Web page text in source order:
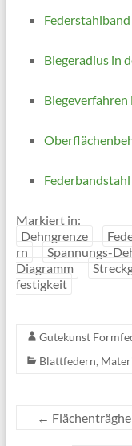
Biegeradius in
Markiert in:
Dehngrenze
rn
Spannungs-
Diagramm
festigkeit
Gutekunst
Blattfedern,
←